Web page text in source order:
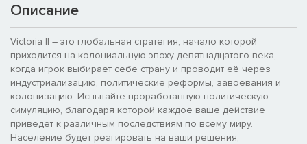
Описание
Victoria II – это глобальная стратегия, начало которой
приходится на колониальную эпоху девятнадцатого века,
когда игрок выбирает себе страну и проводит её через
индустриализацию, политические реформы, завоевания и
колонизацию. Испытайте проработанную политическую
симуляцию, благодаря которой каждое ваше действие
приведёт к различным последствиям по всему миру.
Население будет реагировать на ваши решения,